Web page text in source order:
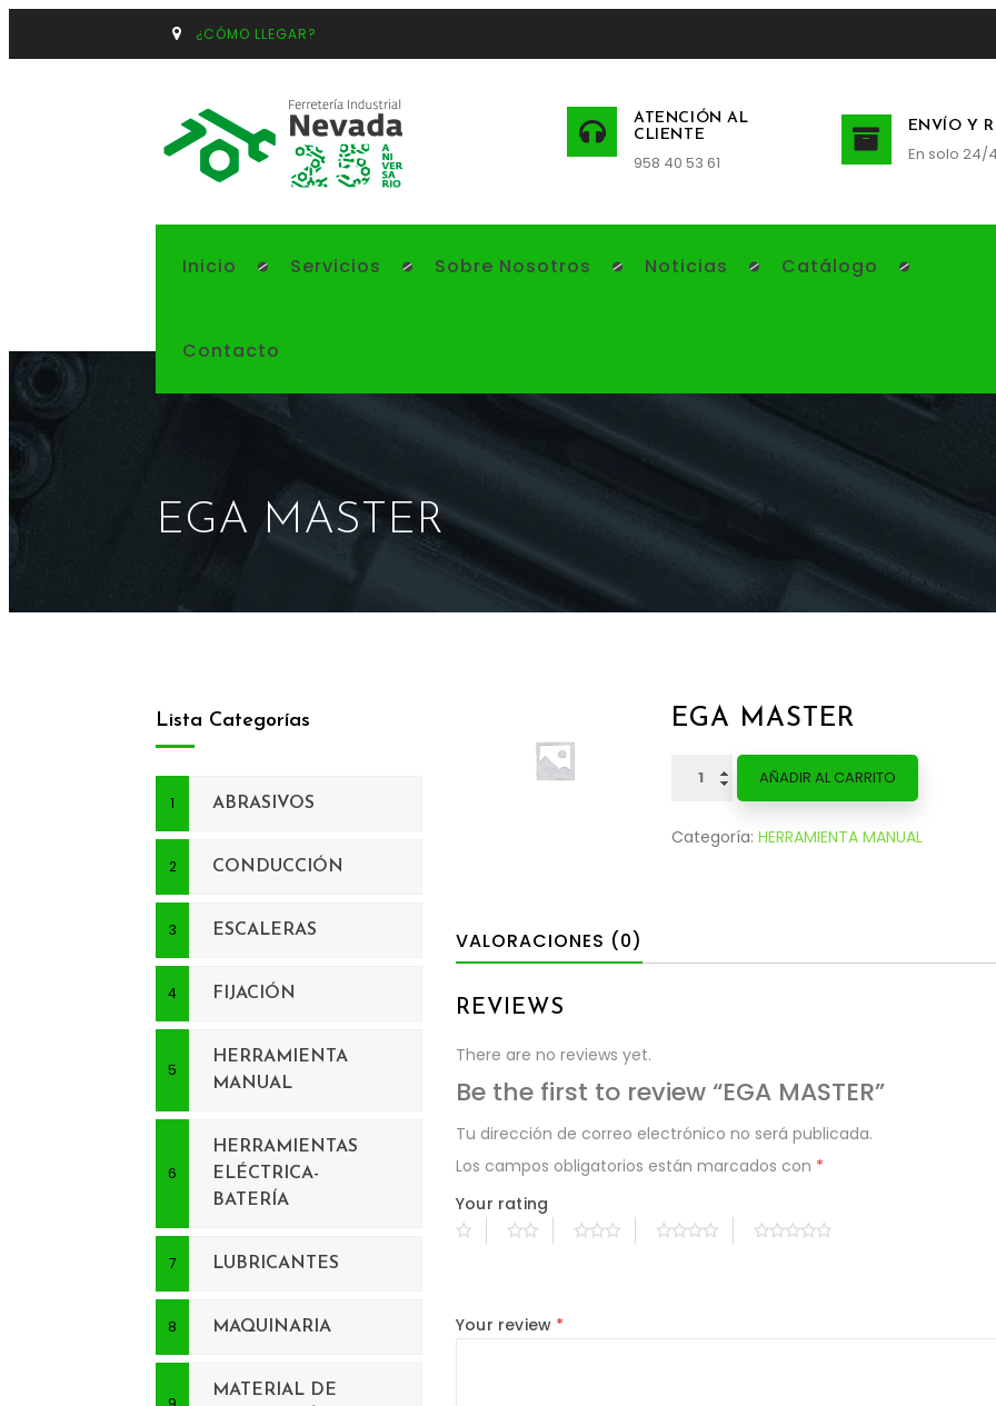
¿CÓMO LLEGAR?
ATENCIÓN AL
CLIENTE
958 40 53 61
ENVÍO Y
En solo 24/
Inicio Servicios Sobre Nosotros Noticias Catálogo
Contacto
EGA MASTER
Lista Categorías
ABRASIVOS
CONDUCCIÓN
ESCALERAS
FIJACIÓN
HERRAMIENTA
MANUAL
HERRAMIENTAS
ELÉCTRICA-
BATERÍA
LUBRICANTES
MAQUINARIA
MATERIAL DE
EGA MASTER
MASTER
AÑADIR AL CARRITO
Categoría:HERRAMIENTA MANUAL
VALORACIONES (0)
REVIEWS
There are no reviews yet.
Be the first to review “EGA MASTER”
Tu dirección de correo electrónico no será publicada.
Los campos obligatorios están marcados con *
Your rating
Your review *